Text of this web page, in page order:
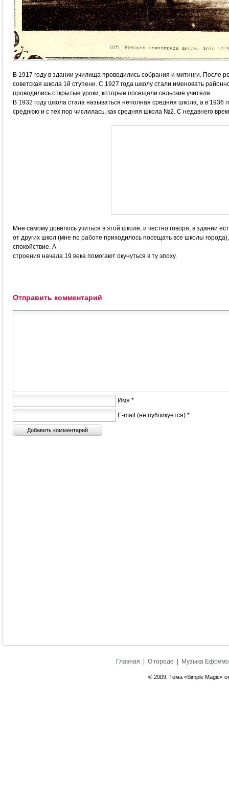
В 1917 году в здании училища проводились собрания и митинги. После
советская школа 1й ступени. С 1927 года школу стали именовать
проводились открытые уроки, которые посещали сельские учителя.
В 1932 году школа стала называться неполная средняя школа, а в 1936
среднюю и с тех пор числилась, как средняя школа №2. С недавнего
Мне самому довелось учиться в этой школе, и честно говоря, в здании
от других школ (мне по работе приходилось посещать все школы
спокойствие. А
строения начала 19 века помогают окунуться в ту эпоху.
Отправить комментарий
Имя *
E-mail (не публикуется) *
Главная О городе Музыка
© 2009. Тема «Simple Magic«